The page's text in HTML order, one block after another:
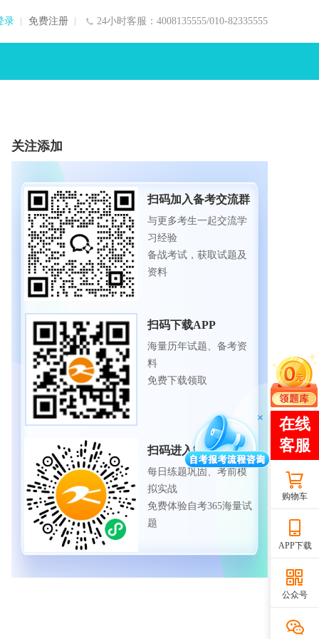
24小时客服：4008135555/010-82335555
录 免费注册
关注添加
扫码加入备考交流群
与更多考生一起交流学
习经验
备战考试，获取试题及
资料
扫码下载APP
海量历年试题、备考资
料
免费下载领取
扫码进入微信小程序
每日练题巩固、考前模
拟实战
免费体验自考365海量试
题
购物车
APP下载
公众号